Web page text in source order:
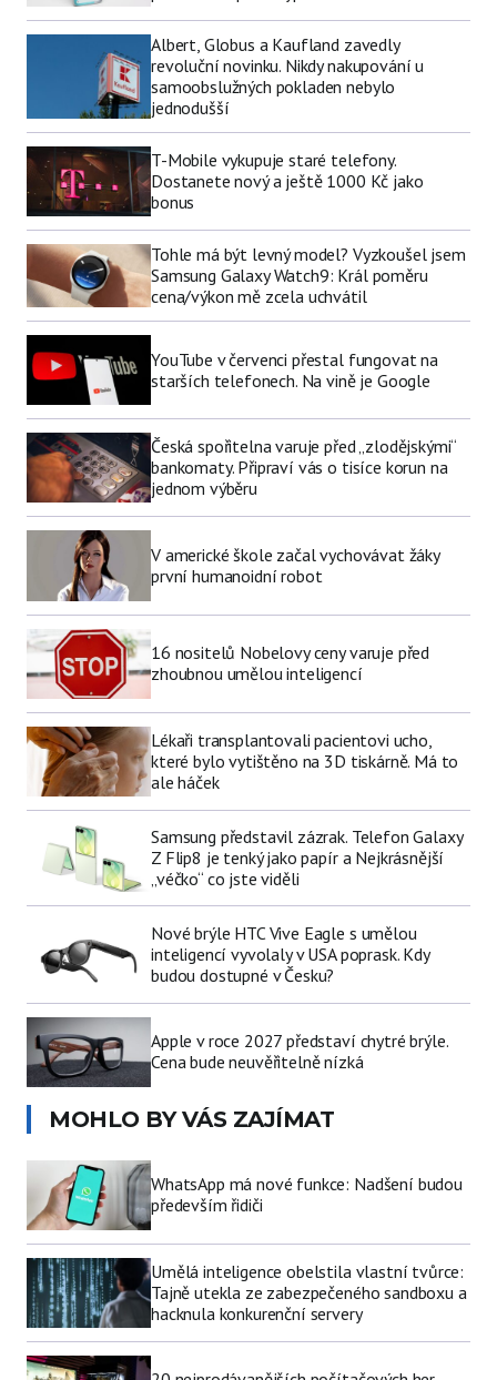
Albert, Globus a Kaufland zavedly
revoluční novinku. Nikdy nakupování u
samoobslužných pokladen nebylo
jednodušší
T-Mobile vykupuje staré telefony.
Dostanete nový a ještě 1000 Kč jako
bonus
Tohle má být levný model? Vyzkoušel jsem
Samsung Galaxy Watch9: Král poměru
cena/výkon mě zcela uchvátil
YouTube v červenci přestal fungovat na
starších telefonech. Na vině je Google
Česká spořitelna varuje před „zlodějskými“
bankomaty. Připraví vás o tisíce korun na
jednom výběru
V americké škole začal vychovávat žáky
první humanoidní robot
16 nositelů Nobelovy ceny varuje před
zhoubnou umělou inteligencí
Lékaři transplantovali pacientovi ucho,
které bylo vytištěno na 3D tiskárně. Má to
ale háček
Samsung představil zázrak. Telefon Galaxy
Z Flip8 je tenký jako papír a Nejkrásnější
„véčko“ co jste viděli
Nové brýle HTC Vive Eagle s umělou
inteligencí vyvolaly v USA poprask. Kdy
budou dostupné v Česku?
Apple v roce 2027 představí chytré brýle.
Cena bude neuvěřitelně nízká
MOHLO BY VÁS ZAJÍMAT
WhatsApp má nové funkce: Nadšení budou
především řidiči
Umělá inteligence obelstila vlastní tvůrce:
Tajně utekla ze zabezpečeného sandboxu a
hacknula konkurenční servery